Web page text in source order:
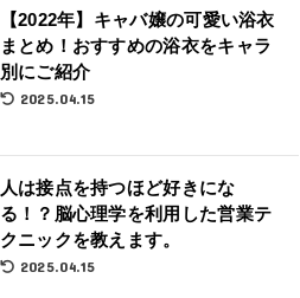
【2022年】キャバ嬢の可愛い浴衣
まとめ！おすすめの浴衣をキャラ
別にご紹介
2025.04.15
人は接点を持つほど好きにな
る！？脳心理学を利用した営業テ
クニックを教えます。
2025.04.15